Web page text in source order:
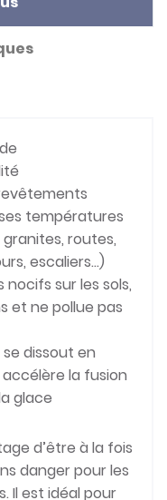
températures
routes,
escaliers...)
sur les sols,
et ne pollue pas
dissout en
la fusion
glace
d’être à la fois
danger pour les
Il est idéal pour